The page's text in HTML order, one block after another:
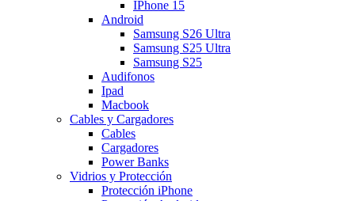
IPhone 15
Android
Samsung S26 Ultra
Samsung S25 Ultra
Samsung S25
Audifonos
Ipad
Macbook
Cables y Cargadores
Cables
Cargadores
Power Banks
Vidrios y Protección
Protección iPhone